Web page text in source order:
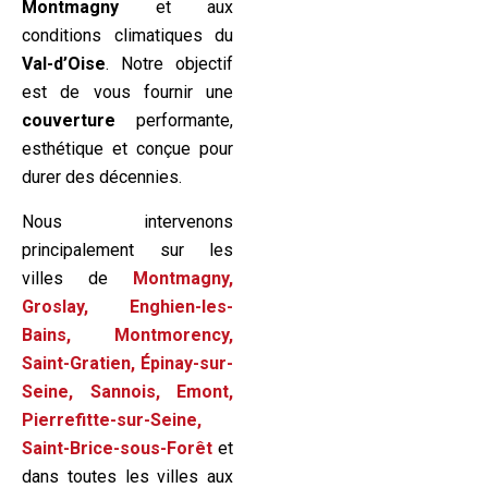
Montmagny et aux
conditions climatiques du
Val-d’Oise. Notre objectif
est de vous fournir une
couverture performante,
esthétique et conçue pour
durer des décennies.
Nous intervenons
principalement sur les
villes de Montmagny,
Groslay, Enghien-les-
Bains, Montmorency,
Saint-Gratien, Épinay-sur-
Seine, Sannois, Emont,
Pierrefitte-sur-Seine,
Saint-Brice-sous-Forêt et
dans toutes les villes aux